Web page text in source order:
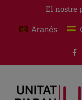
El nostre
Aranés